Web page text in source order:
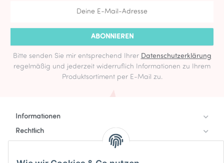
ABONNIEREN
Bitte senden Sie mir entsprechend Ihrer Datenschutzerklärung
regelmäßig und jederzeit widerruflich Informationen zu Ihrem
Produktsortiment per E-Mail zu.
Informationen
Rechtlich